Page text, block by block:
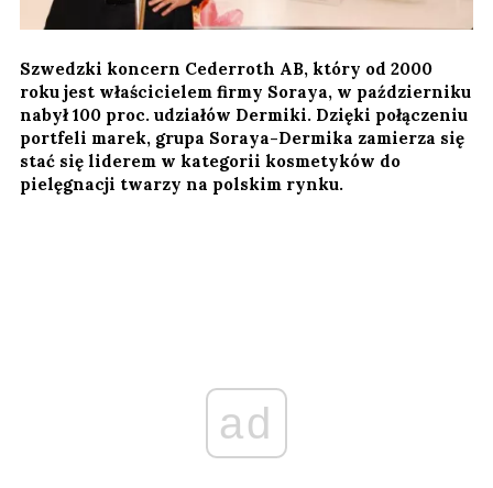
Szwedzki koncern Cederroth AB, który od 2000
roku jest właścicielem firmy Soraya, w październiku
nabył 100 proc. udziałów Dermiki. Dzięki połączeniu
portfeli marek, grupa Soraya-Dermika zamierza się
stać się liderem w kategorii kosmetyków do
pielęgnacji twarzy na polskim rynku.
ad